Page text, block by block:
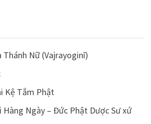
Thánh Nữ (Vajrayoginī)
Kệ Tắm Phật
Hàng Ngày – Đức Phật Dược Sư xứ